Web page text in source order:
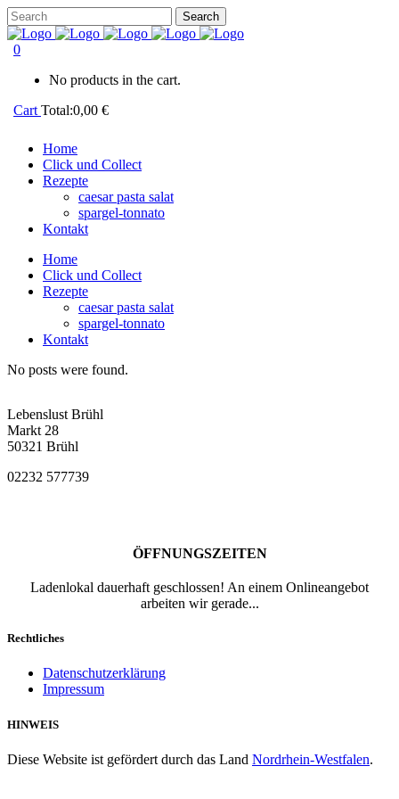
0
No products in the cart.
Cart Total:0,00 €
Home
Click und Collect
Rezepte
caesar pasta salat
spargel-tonnato
Kontakt
Home
Click und Collect
Rezepte
caesar pasta salat
spargel-tonnato
Kontakt
No posts were found.
Lebenslust Brühl
Markt 28
50321 Brühl
02232 577739
ÖFFNUNGSZEITEN
Ladenlokal dauerhaft geschlossen! An einem Onlineangebot
arbeiten wir gerade...
Rechtliches
Datenschutzerklärung
Impressum
HINWEIS
Diese Website ist gefördert durch das Land Nordrhein-Westfalen.